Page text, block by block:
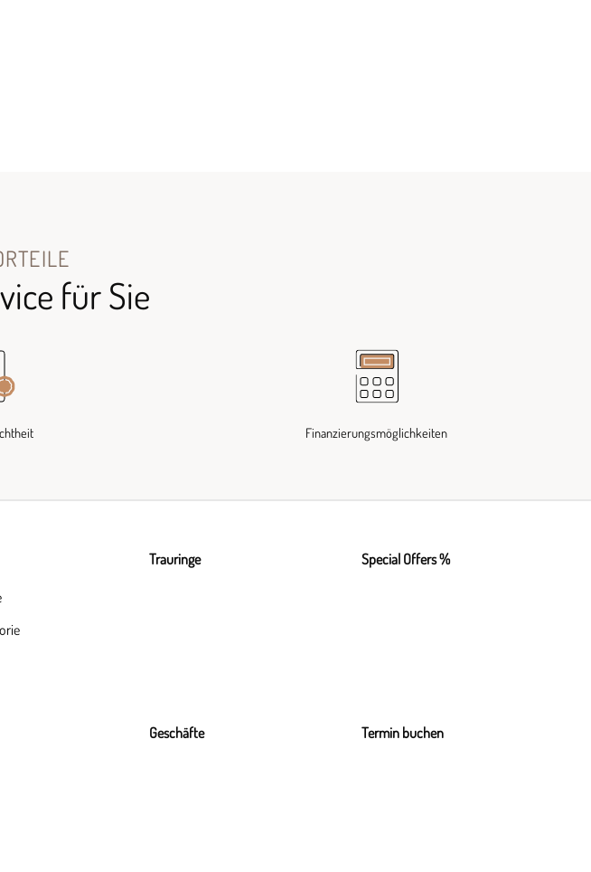
für Sie
Finanzierungsmöglichkeiten
Trauringe Special Offers %
Geschäfte Termin buchen